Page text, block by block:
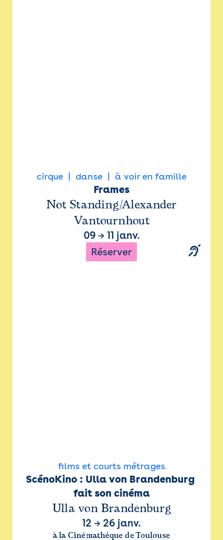
cirque danse à voir en famille
Frames
Not Standing/Alexander
Vantournhout
09→ 11 janv.
Réserver
films et courts métrages
ScénoKino : Ulla von Brandenburg
fait son cinéma
Ulla von Brandenburg
12 → 26 janv.
à la Cinémathèque de Toulouse